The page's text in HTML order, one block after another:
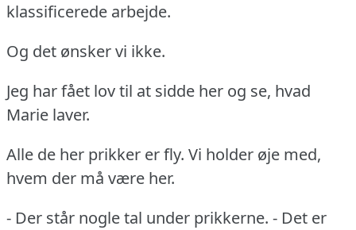
klassificerede arbejde.
Og det ønsker vi ikke.
Jeg har fået lov til at sidde her og se, hvad
Marie laver.
Alle de her prikker er fly. Vi holder øje med,
hvem der må være her.
- Der står nogle tal under prikkerne. - Det er